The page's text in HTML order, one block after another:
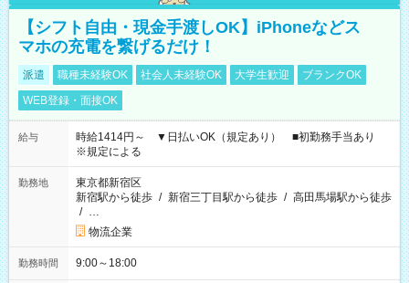
【シフト自由・現金手渡しOK】iPhoneなどス
マホの充電を繋げるだけ！
派遣 職種未経験OK 社会人未経験OK 大学生歓迎
ブランクOK
WEB登録・面接OK
給与
時給1414円～ ▼日払いOK（規定あり） ■初勤務手当あり
※規定による
勤務地
東京都新宿区
新宿駅から徒歩 / 新宿三丁目駅から徒歩 / 高田馬場駅から徒歩
/ …
物流企業
勤務時間 9:00～18:00